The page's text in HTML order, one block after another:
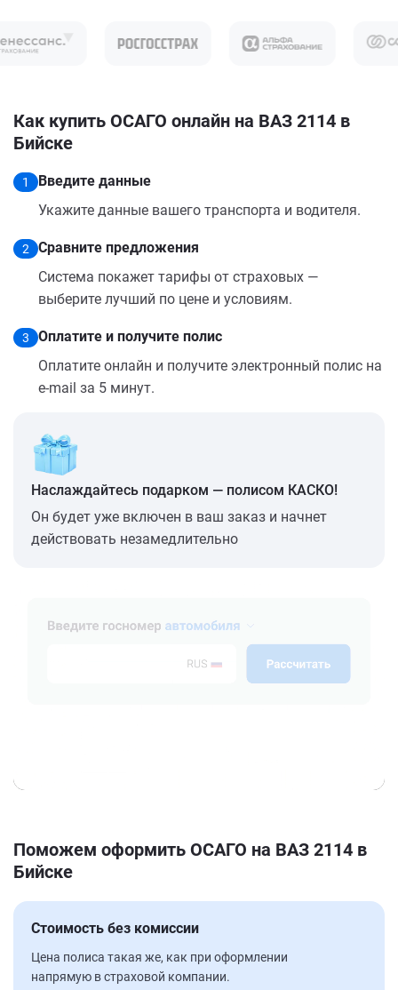
Как купить ОСАГО онлайн на ВАЗ 2114 в
Бийске
1
Введите данные
Укажите данные вашего транспорта и водителя.
2
Сравните предложения
Система покажет тарифы от страховых —
выберите лучший по цене и условиям.
3
Оплатите и получите полис
Оплатите онлайн и получите электронный полис на
e-mail за 5 минут.
Наслаждайтесь подарком — полисом КАСКО!
Он будет уже включен в ваш заказ и начнет
действовать незамедлительно
Поможем оформить ОСАГО на ВАЗ 2114 в
Бийске
Стоимость без комиссии
Цена полиса такая же, как при оформлении
напрямую в страховой компании.